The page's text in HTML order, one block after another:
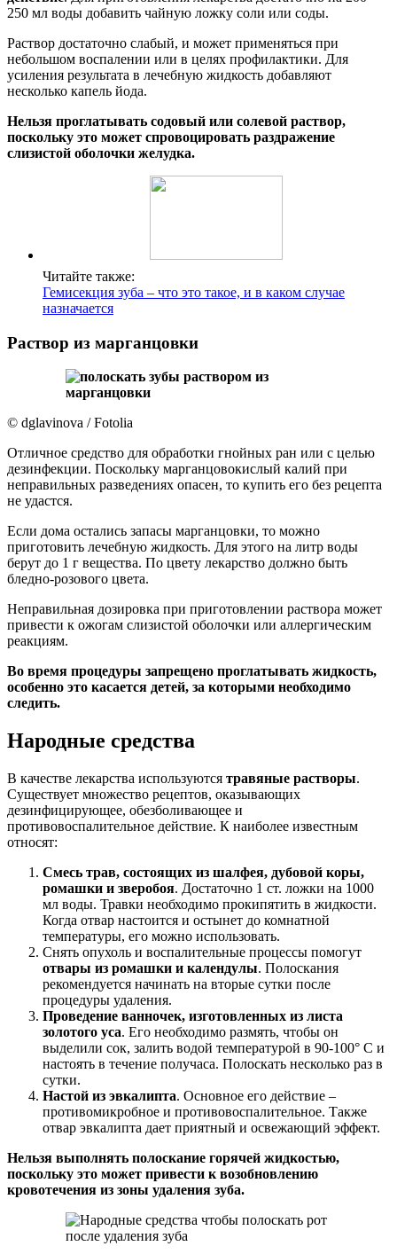
250 мл воды добавить чайную ложку соли или соды.
Раствор достаточно слабый, и может применяться при
небольшом воспалении или в целях профилактики. Для
усиления результата в лечебную жидкость добавляют
несколько капель йода.
Нельзя проглатывать содовый или солевой раствор,
поскольку это может спровоцировать раздражение
слизистой оболочки желудка.
Читайте также:
Гемисекция зуба – что это такое, и в каком случае
назначается
Раствор из марганцовки
© dglavinova / Fotolia
Отличное средство для обработки гнойных ран или с целью
дезинфекции. Поскольку марганцовокислый калий при
неправильных разведениях опасен, то купить его без рецепта
не удастся.
Если дома остались запасы марганцовки, то можно
приготовить лечебную жидкость. Для этого на литр воды
берут до 1 г вещества. По цвету лекарство должно быть
бледно-розового цвета.
Неправильная дозировка при приготовлении раствора может
привести к ожогам слизистой оболочки или аллергическим
реакциям.
Во время процедуры запрещено проглатывать жидкость,
особенно это касается детей, за которыми необходимо
следить.
Народные средства
В качестве лекарства используются травяные растворы.
Существует множество рецептов, оказывающих
дезинфицирующее, обезболивающее и
противовоспалительное действие. К наиболее известным
относят:
Смесь трав, состоящих из шалфея, дубовой коры,
ромашки и зверобоя. Достаточно 1 ст. ложки на 1000
мл воды. Травки необходимо прокипятить в жидкости.
Когда отвар настоится и остынет до комнатной
температуры, его можно использовать.
Снять опухоль и воспалительные процессы помогут
отвары из ромашки и календулы. Полоскания
рекомендуется начинать на вторые сутки после
процедуры удаления.
Проведение ванночек, изготовленных из листа
золотого уса. Его необходимо размять, чтобы он
выделили сок, залить водой температурой в 90-100° C и
настоять в течение получаса. Полоскать несколько раз в
сутки.
Настой из эвкалипта. Основное его действие –
противомикробное и противовоспалительное. Также
отвар эвкалипта дает приятный и освежающий эффект.
Нельзя выполнять полоскание горячей жидкостью,
поскольку это может привести к возобновлению
кровотечения из зоны удаления зуба.